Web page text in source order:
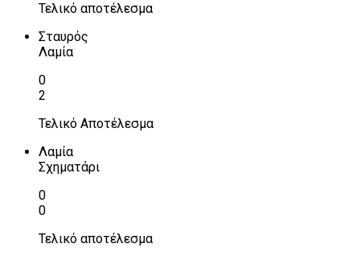
Τελικό αποτέλεσμα
Σταυρός
Λαμία
0
2
Τελικό Αποτέλεσμα
Λαμία
Σχηματάρι
0
0
Τελικό αποτέλεσμα